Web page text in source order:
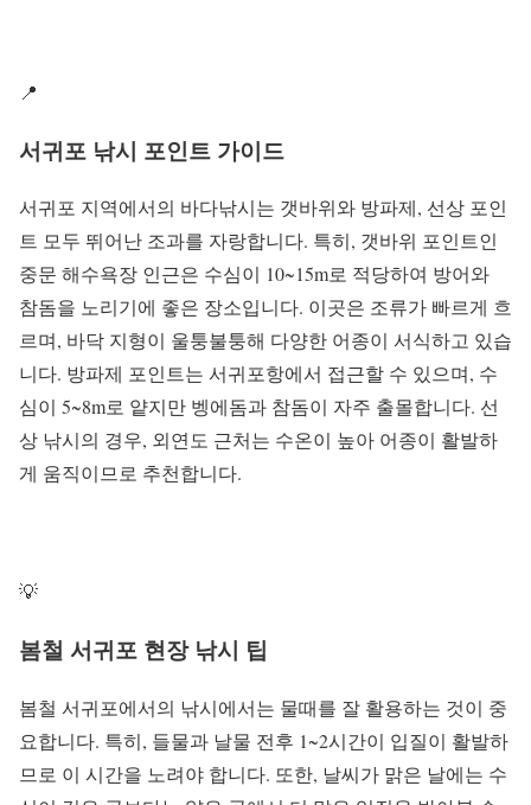
📍
서귀포 낚시 포인트 가이드
서귀포 지역에서의 바다낚시는 갯바위와 방파제, 선상 포인
트 모두 뛰어난 조과를 자랑합니다. 특히, 갯바위 포인트인
중문 해수욕장 인근은 수심이 10~15m로 적당하여 방어와
참돔을 노리기에 좋은 장소입니다. 이곳은 조류가 빠르게 흐
르며, 바닥 지형이 울퉁불퉁해 다양한 어종이 서식하고 있습
니다. 방파제 포인트는 서귀포항에서 접근할 수 있으며, 수
심이 5~8m로 얕지만 벵에돔과 참돔이 자주 출몰합니다. 선
상 낚시의 경우, 외연도 근처는 수온이 높아 어종이 활발하
게 움직이므로 추천합니다.
💡
봄철 서귀포 현장 낚시 팁
봄철 서귀포에서의 낚시에서는 물때를 잘 활용하는 것이 중
요합니다. 특히, 들물과 날물 전후 1~2시간이 입질이 활발하
므로 이 시간을 노려야 합니다. 또한, 날씨가 맑은 날에는 수